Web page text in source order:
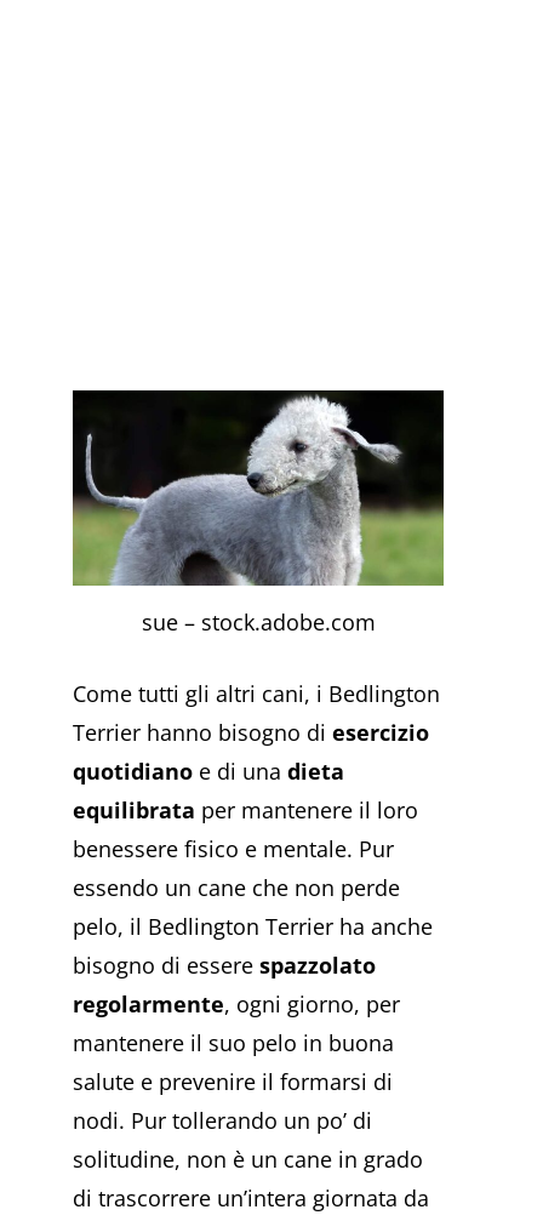
sue – stock.adobe.com
Come tutti gli altri cani, i Bedlington
Terrier hanno bisogno di esercizio
quotidiano e di una dieta
equilibrata per mantenere il loro
benessere fisico e mentale. Pur
essendo un cane che non perde
pelo, il Bedlington Terrier ha anche
bisogno di essere spazzolato
regolarmente, ogni giorno, per
mantenere il suo pelo in buona
salute e prevenire il formarsi di
nodi. Pur tollerando un po’ di
solitudine, non è un cane in grado
di trascorrere un’intera giornata da